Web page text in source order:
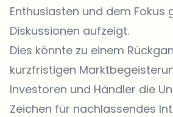
Enthusiasten und dem Fokus
Diskussionen aufzeigt.
Dies könnte zu einem
kurzfristigen
Investoren und Händler die
Zeichen für nachlassendes